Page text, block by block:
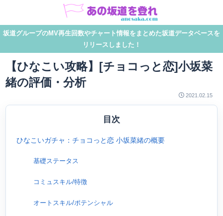
坂道グループのMV再生回数やチャート情報をまとめた坂道データベースを
リリースしました！
【ひなこい攻略】[チョコっと恋]小坂菜
緒の評価・分析
2021.02.15
目次
ひなこいガチャ：チョコっと恋 小坂菜緒の概要
基礎ステータス
コミュスキル/特徴
オートスキル/ポテンシャル